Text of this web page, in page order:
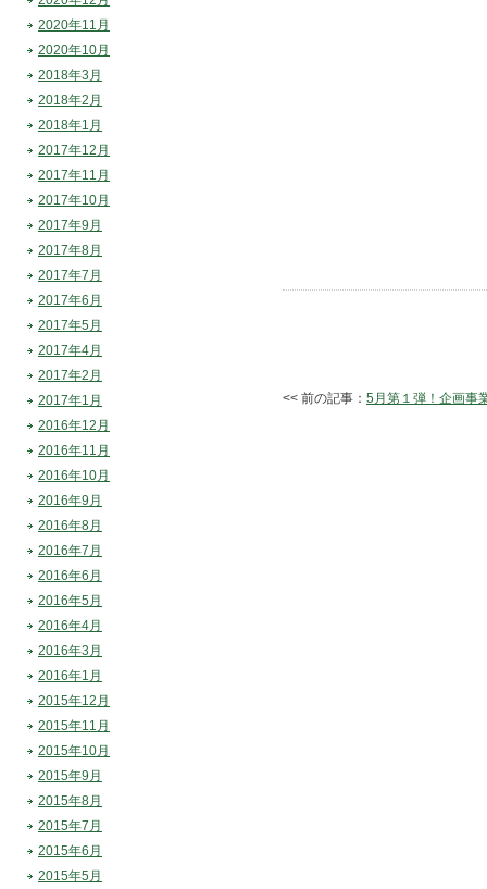
<< 前の記事： 5月第１弾！企画事
2020年11月
2020年10月
2018年3月
2018年2月
2018年1月
2017年12月
2017年11月
2017年10月
2017年9月
2017年8月
2017年7月
2017年6月
2017年5月
2017年4月
2017年2月
2017年1月
2016年12月
2016年11月
2016年10月
2016年9月
2016年8月
2016年7月
2016年6月
2016年5月
2016年4月
2016年3月
2016年1月
2015年12月
2015年11月
2015年10月
2015年9月
2015年8月
2015年7月
2015年6月
2015年5月